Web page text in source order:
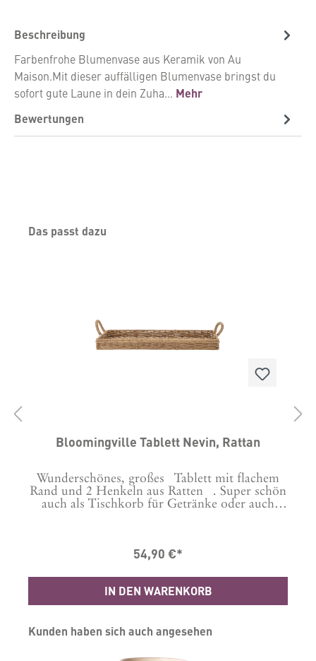
Beschreibung
Farbenfrohe Blumenvase aus Keramik von Au
Maison.Mit dieser auffälligen Blumenvase bringst du
sofort gute Laune in dein Zuha… Mehr
Bewertungen
Produktgalerie überspringen
Das passt dazu
Bloomingville Tablett Nevin, Rattan
Wunderschönes, großes Tablett mit flachem
Rand und 2 Henkeln aus Ratten . Super schön
auch als Tischkorb für Getränke oder auch
Masse:50 x 36 cm, H: 5 cm ohne Henkel
54,90 €*
IN DEN WARENKORB
Produktgalerie überspringen
Kunden haben sich auch angesehen